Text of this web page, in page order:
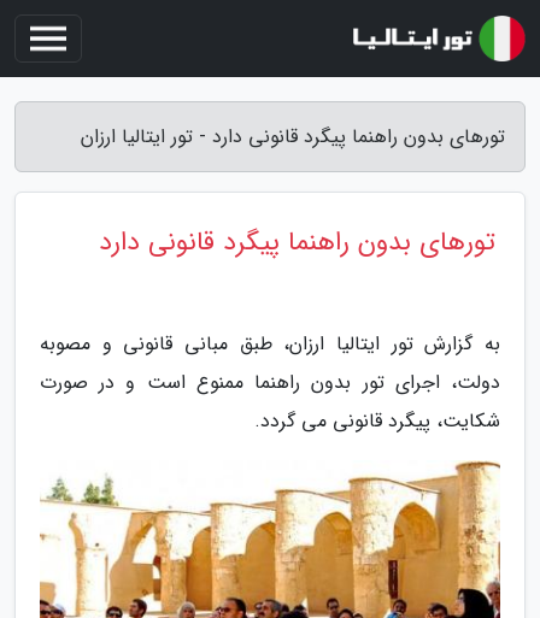
تورهای بدون راهنما پیگرد قانونی دارد - تور ایتالیا ارزان
تورهای بدون راهنما پیگرد قانونی دارد
به گزارش تور ایتالیا ارزان، طبق مبانی قانونی و مصوبه
دولت، اجرای تور بدون راهنما ممنوع است و در صورت
شکایت، پیگرد قانونی می گردد.